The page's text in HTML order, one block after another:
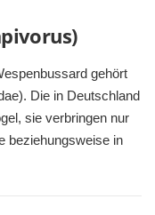
gehört
Die in Deutschland
sie verbringen nur
beziehungsweise in